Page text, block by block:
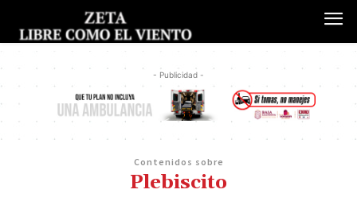
- Publicidad -
Contenidos sobre
Plebiscito